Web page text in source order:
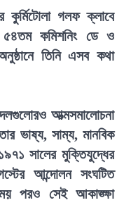
কুর্মিটোলা গলফ ক্লাবে
৫৪তম কমিশনিং ডে ও
তিনি এসব কথা
আত্মসমালোচনা
ভাষ্য, সাম্য, মানবিক
সালের মুক্তিযুদ্ধের
আন্দোলন সংঘটিত
পরও সেই আকাঙ্ক্ষা